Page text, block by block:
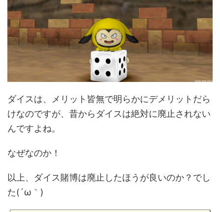
ダイスは、メリット皆無で明らかにデメリットだら
けなのですが、昔からダイスは絶対に廃止されない
んですよね。
なぜなのか！
以上、ダイス賭博は廃止したほうが良いのか？でし
た(´ω｀)